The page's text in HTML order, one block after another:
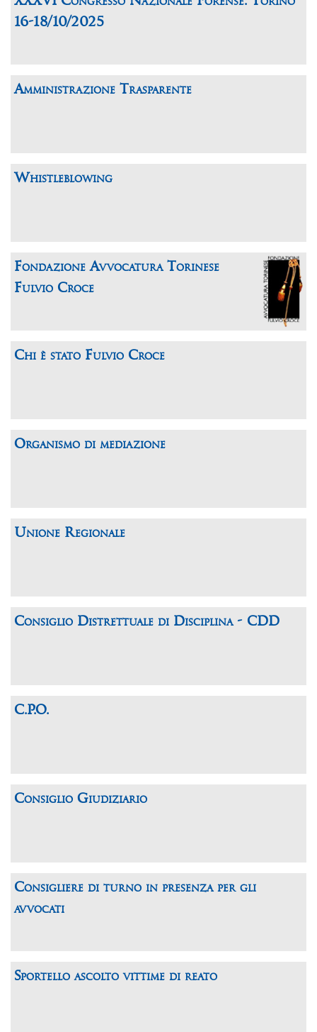
16-18/10/2025
Amministrazione Trasparente
Whistleblowing
Fondazione Avvocatura Torinese
Fulvio Croce
Chi è stato Fulvio Croce
Organismo di mediazione
Unione Regionale
Consiglio Distrettuale di Disciplina - CDD
C.P.O.
Consiglio Giudiziario
Consigliere di turno in presenza per gli
avvocati
Sportello ascolto vittime di reato